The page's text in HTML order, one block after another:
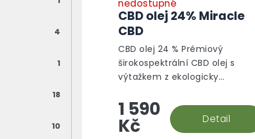
4
1
18
10
CBD olej 24% Miracle
CBD
nedostupné
1 590
Kč Detail
CBD olej 24 % Prémiový
širokospektrální CBD olej s
výtažkem z ekologicky
obsahuje kromě kanabidiolu
také další kanabinoidy a
terpeny, jenž jsou velmi...